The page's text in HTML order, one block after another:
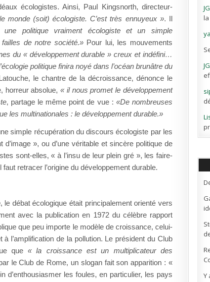
écologistes. Ainsi, Paul Kingsnorth, directeur-
monde (soit) écologiste. C’est très ennuyeux ». Il
politique vraiment écologiste et un simple
de notre société.»Pour lui, les mouvements
du « développement durable » creux et indéfini…
politique finira noyé dans l’océan brunâtre du
le chantre de la décroissance, dénonce le
horreur absolue,« il nous promet le développement
, partage le même point de vue : «De nombreuses
les multinationales : le développement durable.»
simple récupération du discours écologiste par les
d’image », ou d’une véritable et sincère politique de
sont-elles, « à l’insu de leur plein gré », les faire-
retracer l’origine du développement durable.
débat écologique était principalement orienté vers
avec la publication en 1972 du célèbre rapport
que peu importe le modèle de croissance, celui-
l’amplification de la pollution. Le président du Club
que« la croissance est un multiplicateur des
le Club de Rome, un slogan fait son apparition : «
d’enthousiasmer les foules, en particulier, les pays
Y